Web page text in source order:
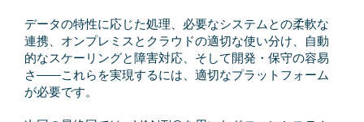
データの特性に応じた処理、必要なシステムとの柔軟な
連携、オンプレミスとクラウドの適切な使い分け、自動
的なスケーリングと障害対応、そして開発・保守の容易
さ——これらを実現するには、適切なプラットフォーム
が必要です。